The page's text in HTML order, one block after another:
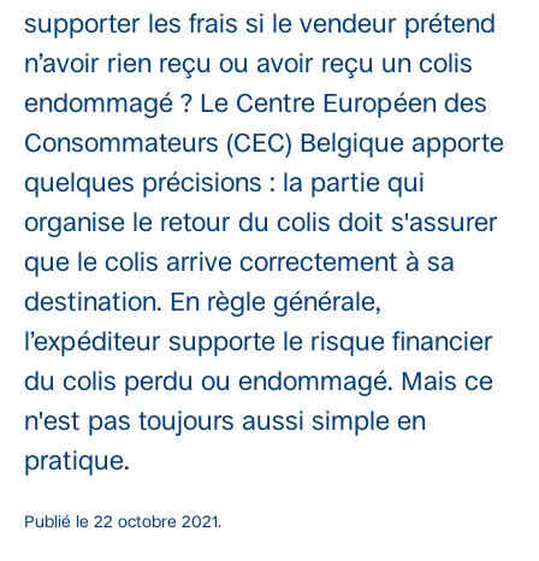
supporter les frais si le vendeur prétend
n’avoir rien reçu ou avoir reçu un colis
endommagé ? Le Centre Européen des
Consommateurs (CEC) Belgique apporte
quelques précisions : la partie qui
organise le retour du colis doit s'assurer
que le colis arrive correctement à sa
destination. En règle générale,
l’expéditeur supporte le risque financier
du colis perdu ou endommagé. Mais ce
n'est pas toujours aussi simple en
pratique.
Publié le 22 octobre 2021.